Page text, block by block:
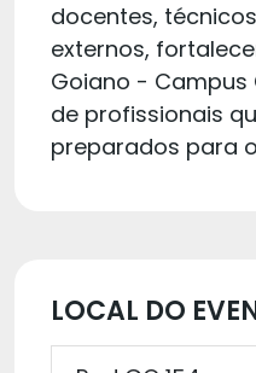
docentes,
externos,
Goiano -
de profissionais
preparados para
LOCAL DO